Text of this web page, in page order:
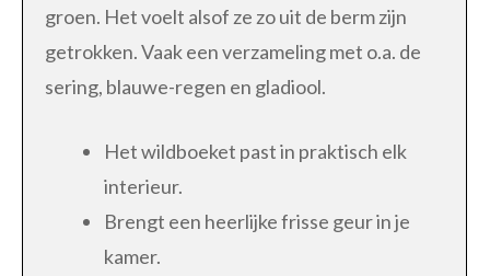
groen. Het voelt alsof ze zo uit de berm zijn
getrokken. Vaak een verzameling met o.a. de
sering, blauwe-regen en gladiool.
Het wildboeket past in praktisch elk
interieur.
Brengt een heerlijke frisse geur in je
kamer.